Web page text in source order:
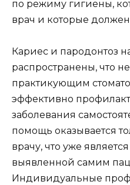
по режиму гигиены,
врач и которые
Кариес и пародонтоз
распространены, что
практикующим
эффективно
заболевания
помощь оказывается
врачу, что уже
выявленной самим
Индивидуальные